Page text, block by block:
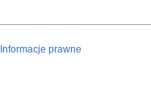
Informacje prawne